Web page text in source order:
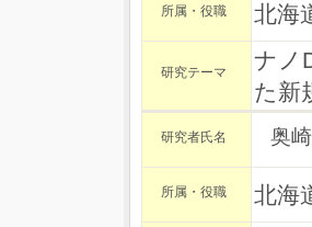
所属・役職 北海
研究テーマ
ナノ
た新
研究者氏名 奥
所属・役職 北海